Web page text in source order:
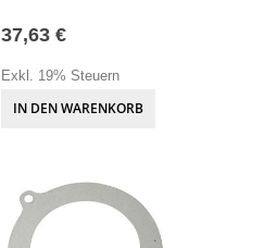
37,63 €
Exkl. 19% Steuern
IN DEN WARENKORB